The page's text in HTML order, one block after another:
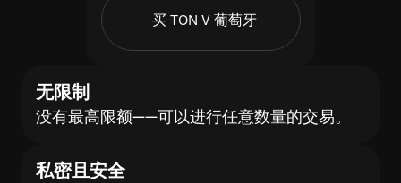
买 TON V 葡萄牙
无限制
没有最高限额——可以进行任意数量的交易。
私密且安全